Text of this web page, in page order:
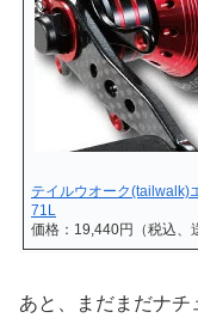
テイルウオーク
71L
価格：19,440円（税込、
あと、まだまだナ